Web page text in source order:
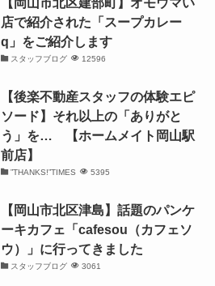
店で紹介された「スープカレー
q」をご紹介します
スタッフブログ 12596
【後楽不動産スタッフの体験エピ
ソード】それ以上の「ありがと
う」を… 【ホームメイト岡山駅
前店】
”THANKS!”TIMES 5395
【岡山市北区津島】話題のパンケ
ーキカフェ「cafesou（カフェソ
ウ）」に行ってきました
スタッフブログ 3061